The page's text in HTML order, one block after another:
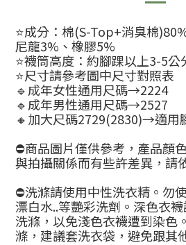
⭐️成分：棉(S-Top+消臭棉
尼龍3%、橡膠5%
⭐️襪筒高度：約腳踝以上3-5公
⭐️尺寸請參考圖中尺寸對照表
🔹成年女性通用尺碼→2224
🔹成年男性通用尺碼→2527
🔸加大尺碼2729(2830)→適用
⛔商品圖片僅供參考，產品顏
與拍攝關係而有些許差異，請
⛔洗滌請使用中性洗衣精。勿
漂白水..等艷彩洗劑。深色衣
洗滌，以免淺色衣襪遭到染色
滌，建議套洗衣袋，避免跟其